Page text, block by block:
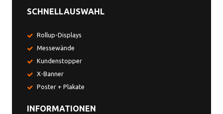
SCHNELLAUSWAHL
Rollup-Displays
Messewände
Kundenstopper
X-Banner
Poster + Plakate
INFORMATIONEN